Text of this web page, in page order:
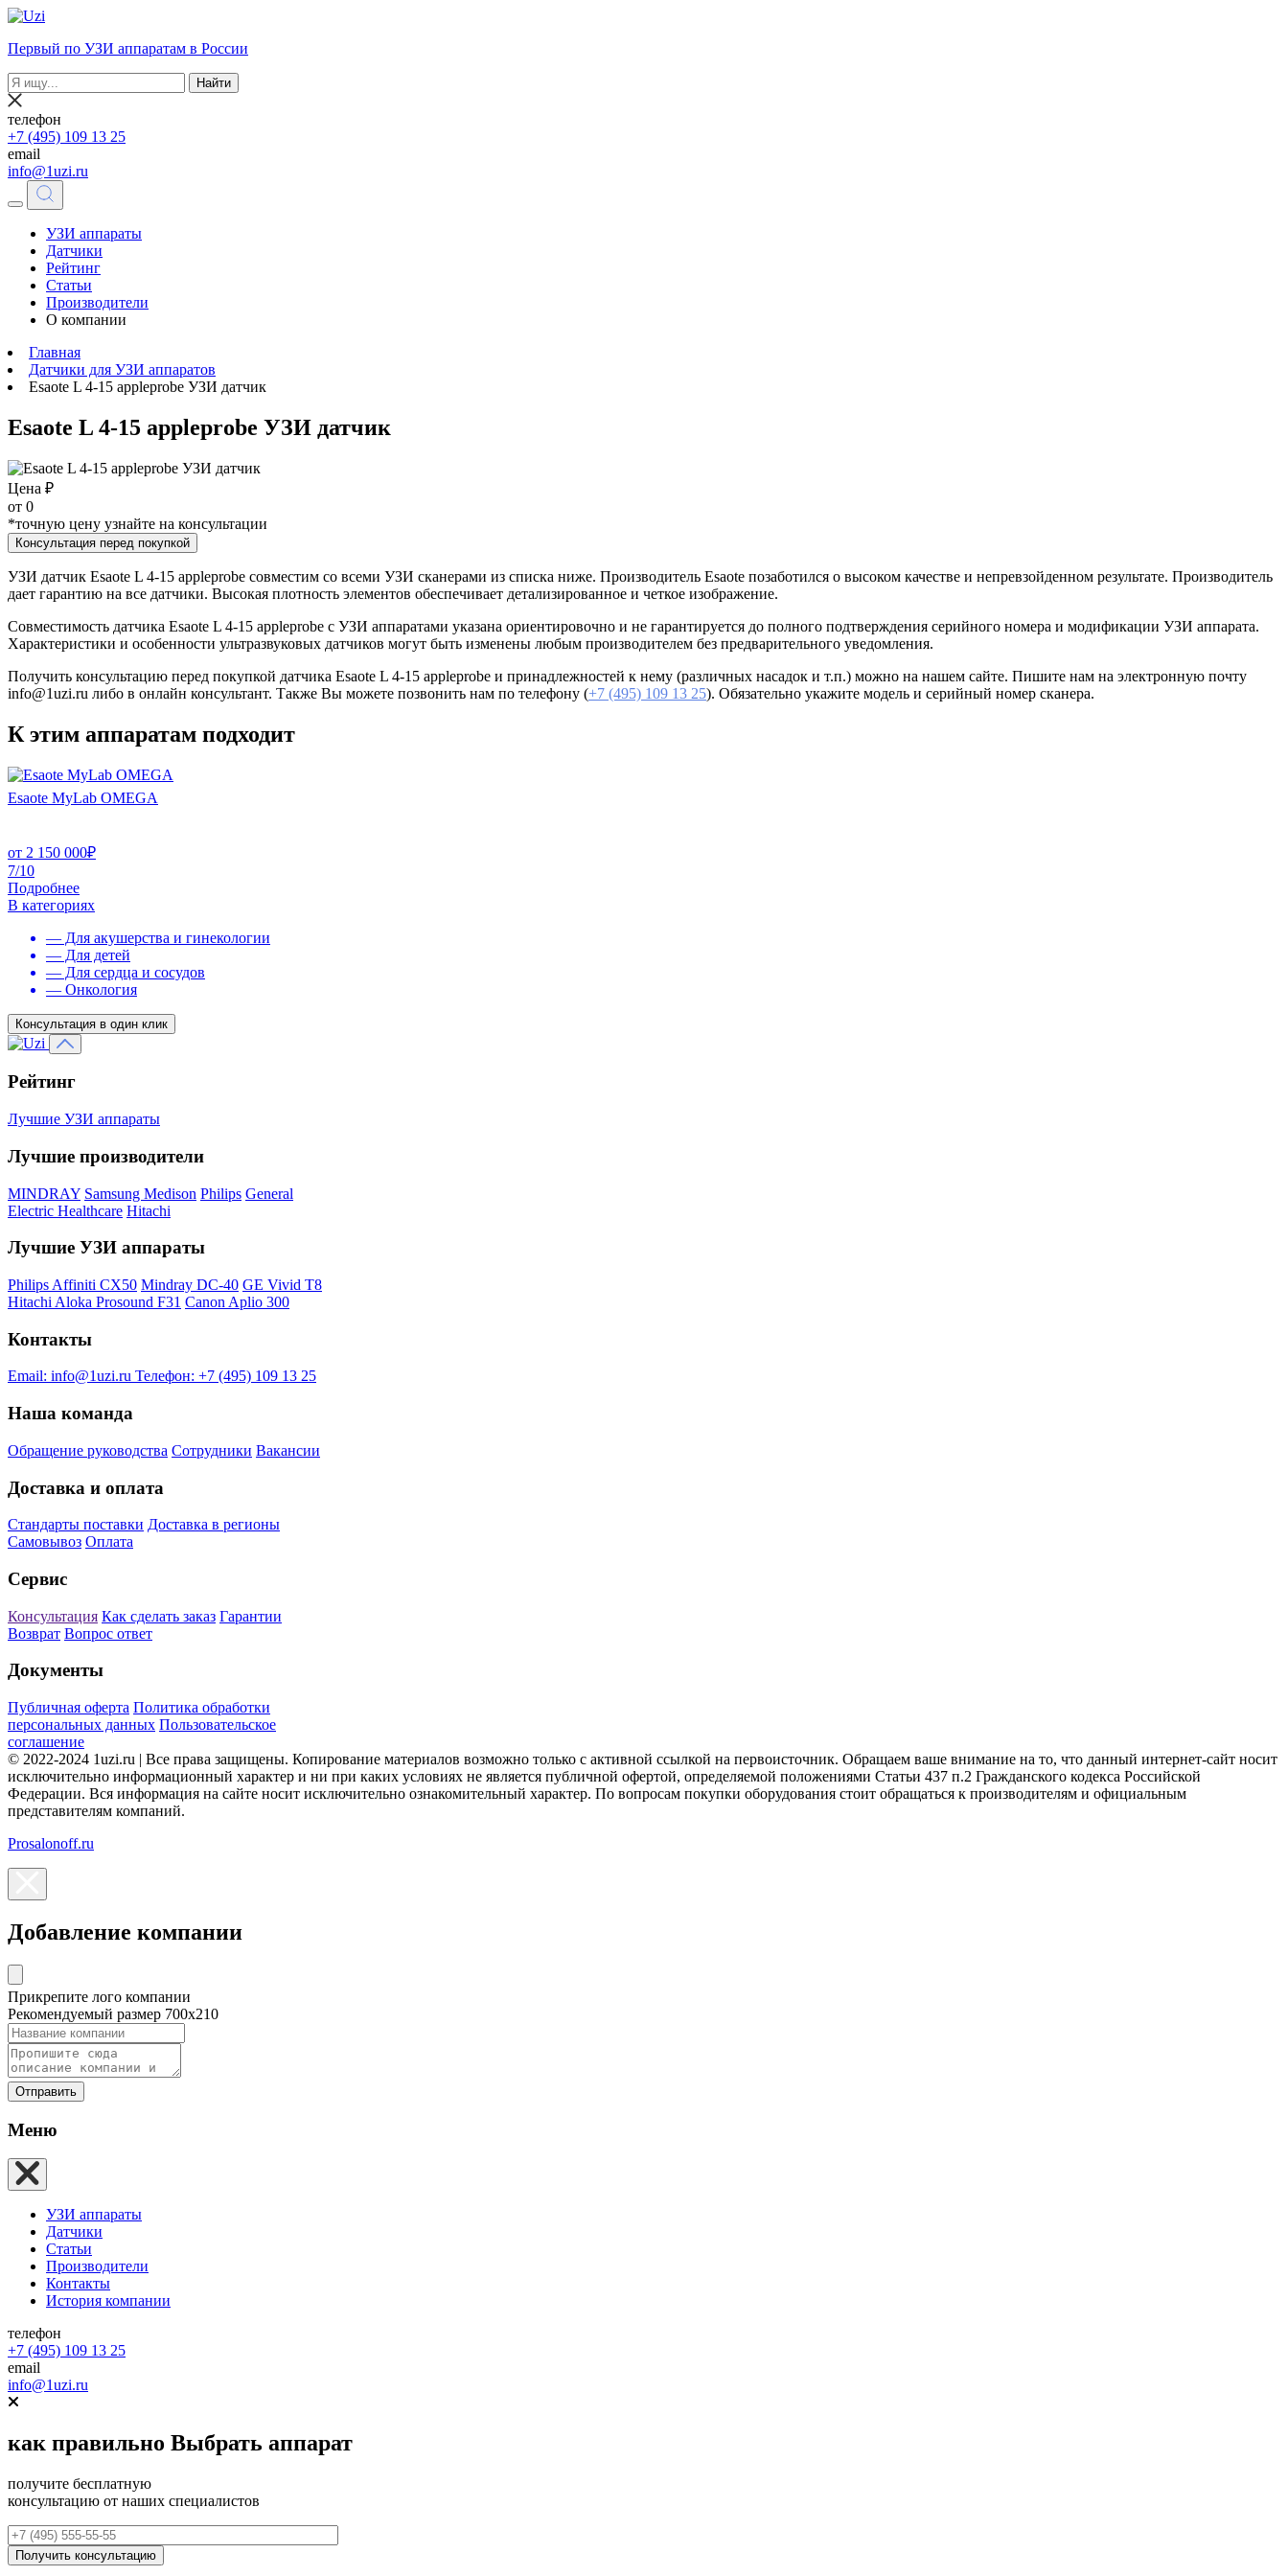
Первый по УЗИ аппаратам в России
Найти
телефон
+7 (495) 109 13 25
email
info@1uzi.ru
УЗИ аппараты
Датчики
Рейтинг
Статьи
Производители
О компании
Главная
Датчики для УЗИ аппаратов
Esaote L 4-15 appleprobe УЗИ датчик
Esaote L 4-15 appleprobe УЗИ датчик
Цена ₽
от 0
*точную цену узнайте на консультации
Консультация перед покупкой
УЗИ датчик Esaote L 4-15 appleprobe совместим со всеми УЗИ сканерами из списка ниже. Производитель Esaote позаботился о высоком качестве и непревзойденном результате. Производитель
дает гарантию на все датчики. Высокая плотность элементов обеспечивает детализированное и четкое изображение.
Совместимость датчика Esaote L 4-15 appleprobe с УЗИ аппаратами указана ориентировочно и не гарантируется до полного подтверждения серийного номера и модификации УЗИ аппарата.
Характеристики и особенности ультразвуковых датчиков могут быть изменены любым производителем без предварительного уведомления.
Получить консультацию перед покупкой датчика Esaote L 4-15 appleprobe и принадлежностей к нему (различных насадок и т.п.) можно на нашем сайте. Пишите нам на электронную почту
info@1uzi.ru либо в онлайн консультант. Также Вы можете позвонить нам по телефону (+7 (495) 109 13 25). Обязательно укажите модель и серийный номер сканера.
К этим аппаратам подходит
Esaote MyLab OMEGA
от 2 150 000₽
7/10
Подробнее
В категориях
— Для акушерства и гинекологии
— Для детей
— Для сердца и сосудов
— Онкология
Консультация в один клик
Рейтинг
Лучшие УЗИ аппараты
Лучшие производители
MINDRAY Samsung Medison Philips General
Electric Healthcare Hitachi
Лучшие УЗИ аппараты
Philips Affiniti CX50 Mindray DC-40 GE Vivid T8
Hitachi Aloka Prosound F31 Canon Aplio 300
Контакты
Email: info@1uzi.ru Телефон: +7 (495) 109 13 25
Наша команда
Обращение руководства Сотрудники Вакансии
Доставка и оплата
Стандарты поставки Доставка в регионы
Самовывоз Оплата
Сервис
Консультация Как сделать заказ Гарантии
Возврат Вопрос ответ
Документы
Публичная оферта Политика обработки
персональных данных Пользовательское
соглашение
© 2022-2024 1uzi.ru | Все права защищены. Копирование материалов возможно только с активной ссылкой на первоисточник. Обращаем ваше внимание на то, что данный интернет-сайт носит
исключительно информационный характер и ни при каких условиях не является публичной офертой, определяемой положениями Статьи 437 п.2 Гражданского кодекса Российской
Федерации. Вся информация на сайте носит исключительно ознакомительный характер. По вопросам покупки оборудования стоит обращаться к производителям и официальным
представителям компаний.
Prosalonoff.ru
Добавление компании
Прикрепите лого компании
Рекомендуемый размер 700х210
Отправить
Меню
УЗИ аппараты
Датчики
Статьи
Производители
Контакты
История компании
телефон
+7 (495) 109 13 25
email
info@1uzi.ru
как правильно Выбрать аппарат
получите бесплатную
консультацию от наших специалистов